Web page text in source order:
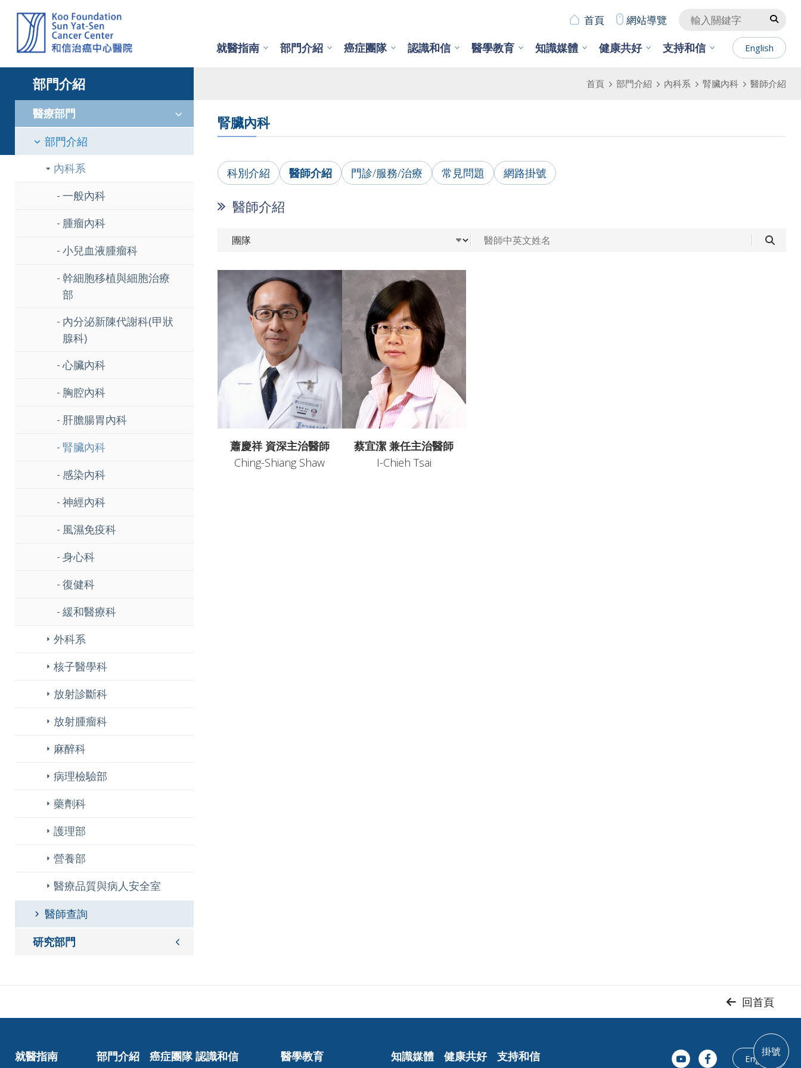
首頁 網站導覽
就醫指南 部門介紹 癌症團隊 認識和信 醫學教育 知識媒體 健康共好 支持和信 English
部門介紹 首頁 部門介紹 內科系 腎臟內科 醫師介紹
醫療部門
部門介紹
內科系
一般內科
腫瘤內科
小兒血液腫瘤科
幹細胞移植與細胞治療
部
內分泌新陳代謝科(甲狀
腺科)
心臟內科
胸腔內科
肝膽腸胃內科
腎臟內科
感染內科
神經內科
風濕免疫科
身心科
復健科
緩和醫療科
外科系
核子醫學科
放射診斷科
放射腫瘤科
麻醉科
病理檢驗部
藥劑科
護理部
營養部
醫療品質與病人安全室
醫師查詢
研究部門
腎臟內科
科別介紹 醫師介紹 門診/服務/治療 常見問題 網路掛號
醫師介紹
蕭慶祥 資深主治醫師
Ching-Shiang Shaw
蔡宜潔 兼任主治醫師
I-Chieh Tsai
回首頁
就醫指南 部門介紹 癌症團隊 認識和信 醫學教育 知識媒體 健康共好 支持和信 English
掛號